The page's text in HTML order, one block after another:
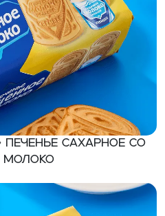
Печенье сахарное со
молоко